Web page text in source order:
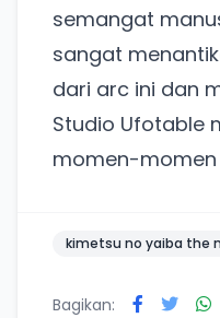
semangat
sangat
dari arc ini dan
Studio Ufotable
momen-momen
kimetsu no yaiba the
Bagikan: